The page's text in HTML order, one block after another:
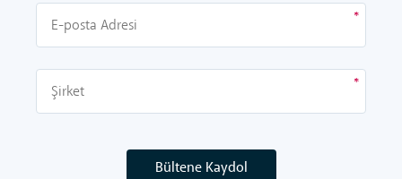
Bültene Kaydol